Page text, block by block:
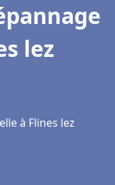
lez
à Flines lez